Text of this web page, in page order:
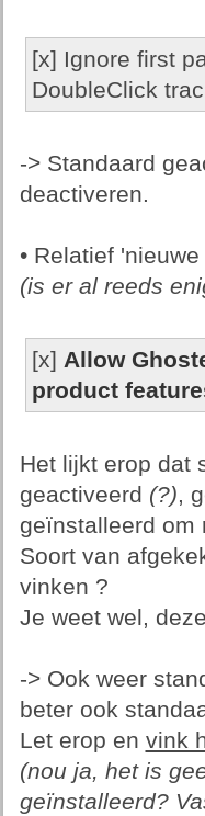
[x] Ignore first
DoubleClick
-> Standaard
deactiveren.
• Relatief
(is er al reeds
[x] Allow
product
Het lijkt erop dat
geactiveerd (?),
geïnstalleerd om
Soort van
vinken ?
Je weet wel,
-> Ook weer
beter ook
Let erop en vink
(nou ja, het is
geïnstalleerd?